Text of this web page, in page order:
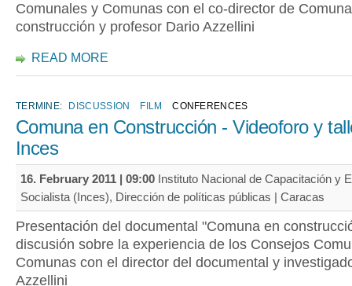
Comunales y Comunas con el co-director de
construcción y profesor Dario Azzellini
READ MORE
TERMINE: DISCUSSION FILM CONFERENCES
Comuna en Construcción - Videoforo y
Inces
16. February 2011 | 09:00 Instituto Nacional de Capacitación y
Socialista (Inces), Dirección de políticas públicas | Caracas
Presentación del documental "Comuna en
discusión sobre la experiencia de los Consejos
Comunas con el director del documental y
Azzellini